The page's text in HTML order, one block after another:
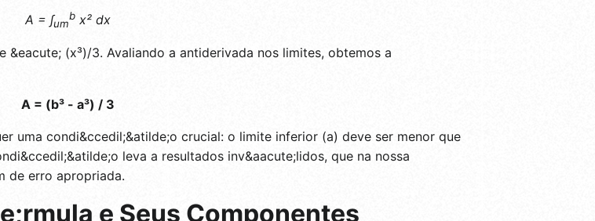
A = ∫um
bx² dx
(x³)/3. Avaliando a antiderivada nos limites, obtemos a
A = (b³ - a³) / 3
uma condi&ccedil;&atilde;o crucial: o limite inferior (a) deve ser menor que
leva a resultados inv&aacute;lidos, que na nossa
de erro apropriada.
e Seus Componentes